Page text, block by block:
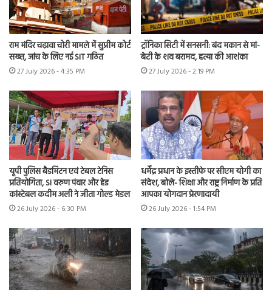
राम मंदिर चढ़ावा चोरी मामले में सुप्रीम कोर्ट
सख्त, जांच के लिए नई SIT गठित
27 July 2026 - 4:35 PM
ट्रॉनिका सिटी में सनसनी: बंद मकान से मां-
बेटी के शव बरामद, हत्या की आशंका
27 July 2026 - 2:19 PM
यूपी पुलिस बैडमिंटन एवं टेबल टेनिस
प्रतियोगिता, SI वरुण पंवार और हेड
कांस्टेबल कदीम अली ने जीता गोल्ड मेडल
26 July 2026 - 6:30 PM
धर्मेंद्र प्रधान के इस्तीफे पर सीएम योगी का
संदेश, बोले- शिक्षा और राष्ट्र निर्माण के प्रति
आपका योगदान प्रेरणादायी
26 July 2026 - 1:54 PM